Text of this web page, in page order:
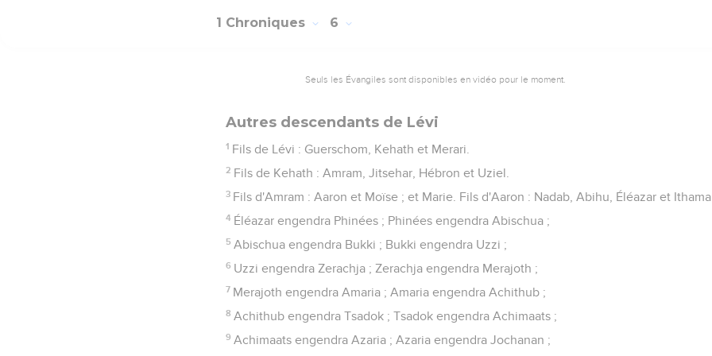
1 Chroniques 6
Seuls les Évangiles sont disponibles en vidéo pour le moment.
Autres descendants de Lévi
1 Fils de Lévi : Guerschom, Kehath et Merari.
2 Fils de Kehath : Amram, Jitsehar, Hébron et Uziel.
3 Fils d'Amram : Aaron et Moïse ; et Marie. Fils d'Aaron : Nadab, Abihu, Éléazar et
4 Éléazar engendra Phinées ; Phinées engendra Abischua ;
5 Abischua engendra Bukki ; Bukki engendra Uzzi ;
6 Uzzi engendra Zerachja ; Zerachja engendra Merajoth ;
7 Merajoth engendra Amaria ; Amaria engendra Achithub ;
8 Achithub engendra Tsadok ; Tsadok engendra Achimaats ;
9 Achimaats engendra Azaria ; Azaria engendra Jochanan ;